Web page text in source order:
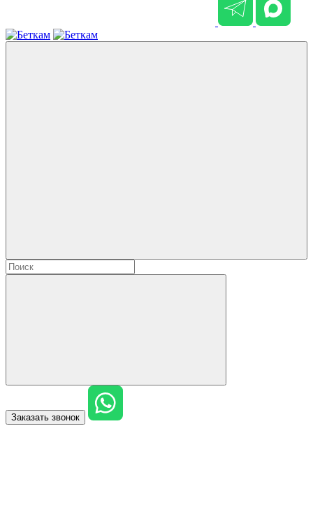
Заказать звонок